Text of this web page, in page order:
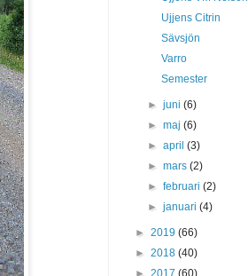
Ujjens Citrin
Sävsjön
Varro
Semester
►juni(6)
►maj(6)
►april(3)
►mars(2)
►februari(2)
►januari(4)
► 2019 (66)
► 2018 (40)
► 2017 (60)